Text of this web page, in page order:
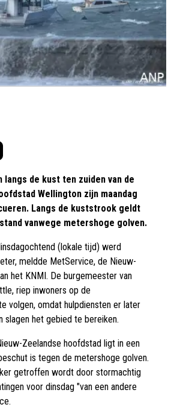
langs de kust ten zuiden van de
Wellington zijn maandag
Langs de kuststrook geldt
vanwege metershoge golven.
(lokale tijd) werd
meldde MetService, de Nieuw-
het KNMI. De burgemeester van
riep inwoners op de
volgen, omdat hulpdiensten er later
slagen het gebied te bereiken.
Zeelandse hoofdstad ligt in een
is tegen de metershoge golven.
getroffen wordt door stormachtig
voor dinsdag "van een andere